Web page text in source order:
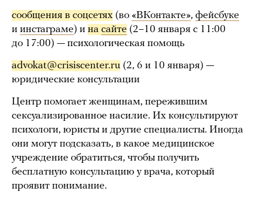
сообщения в соцсетях (во «ВКонтакте», фейсбуке
и инстаграме) и на сайте (2–10 января с 11:00
до 17:00) — психологическая помощь
advokat@crisiscenter.ru (2, 6 и 10 января) —
юридические консультации
Центр помогает женщинам, пережившим
сексуализированное насилие. Их консультируют
психологи, юристы и другие специалисты. Иногда
они могут подсказать, в какое медицинское
учреждение обратиться, чтобы получить
бесплатную консультацию у врача, который
проявит понимание.